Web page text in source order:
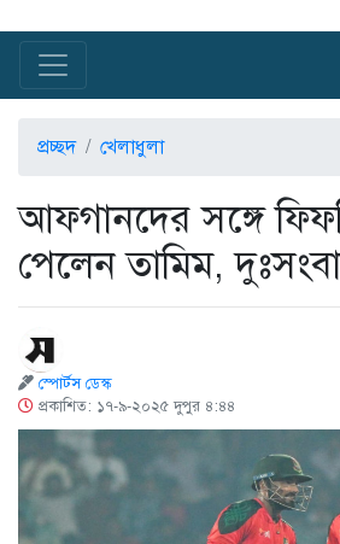
প্রচ্ছদ খেলাধুলা
আফগানদের সঙ্গে
পেলেন তামিম,
স্পোর্টস ডেস্ক
প্রকাশিত: ১৭-৯-২০২৫ দুপুর ৪:৪৪